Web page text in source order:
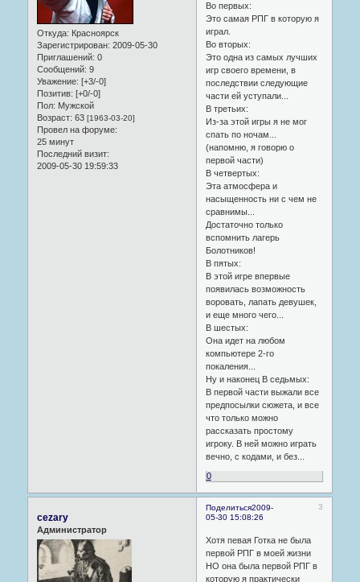
Откуда: Красноярск
Зарегистрирован: 2009-05-30
Приглашений: 0
Сообщений: 9
Уважение: [+3/-0]
Позитив: [+0/-0]
Пол: Мужской
Возраст: 63 [1963-03-20]
Провел на форуме:
25 минут
Последний визит:
2009-05-30 19:59:33
Во первых:
Это самая РПГ в которую я
играл.
Во вторых:
Это одна из самых лучших
игр своего времени, в
последствии следующие
части ей уступали...
В третьих:
Из-за этой игры я не мог
спать по ночам...
(напомню, я говорю о
первой части)
В четвертых:
Эта атмосфера и
насыщенность ни с чем не
сравнимы...
Достаточно только
вспомнить лагерь
Болотников!
В пятых:
В этой игре впервые
появилась возможность
воровать, лапать девушек,
и еще много чего...
В шестых:
Она идет на любом
компьютере 2-го
покаления...
Ну и наконец В седьмых:
В первой части выжали все
предпосылки сюжета, и все
что только можно
рассказать простому
игроку. В ней можно играть
вечно, с кодами, и без...
0
Поделиться 3
2009-
05-30 15:08:26
cezary
Администратор
Хотя певая Готка не была
первой РПГ в моей жизни
НО она была первой РПГ в
которую я практически